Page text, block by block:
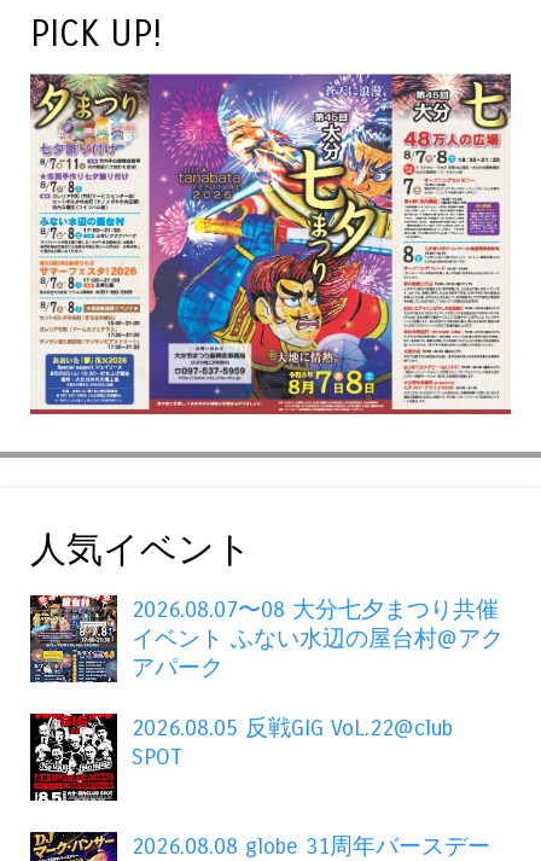
PICK UP!
人気イベント
2026.08.07〜08 大分七夕まつり共催
イベント ふない水辺の屋台村@アク
アパーク
2026.08.05 反戦GIG VoL.22@club
SPOT
2026.08.08 globe 31周年バースデー